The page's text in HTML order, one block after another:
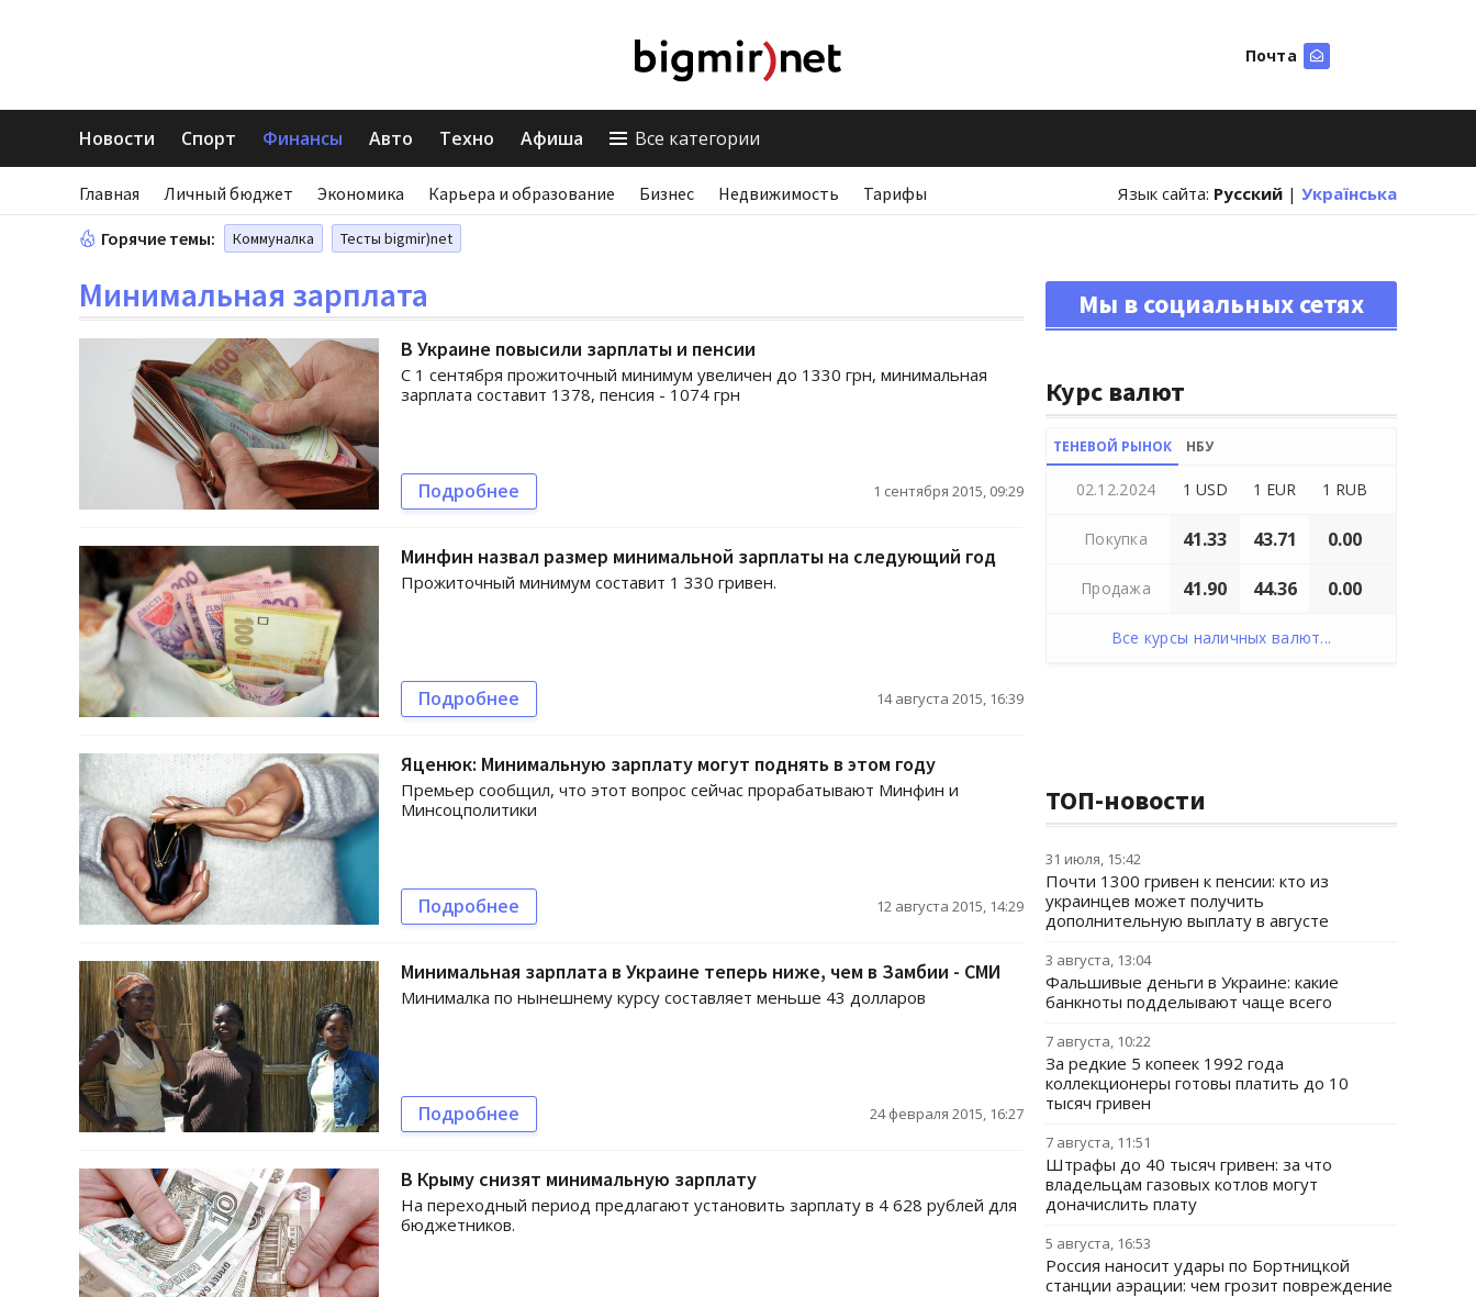
Почта
Новости Спорт Финансы Авто Техно Афиша Все категории
Главная Личный бюджет Экономика Карьера и образование Бизнес Недвижимость Тарифы Язык сайта: Русский | Українська
Горячие темы: Коммуналка Тесты bigmir)net
Минимальная зарплата
В Украине повысили зарплаты и пенсии
С 1 сентября прожиточный минимум увеличен до 1330 грн, минимальная
зарплата составит 1378, пенсия - 1074 грн
Подробнее 1 сентября 2015, 09:29
Минфин назвал размер минимальной зарплаты на следующий год
Прожиточный минимум составит 1 330 гривен.
Подробнее 14 августа 2015, 16:39
Яценюк: Минимальную зарплату могут поднять в этом году
Премьер сообщил, что этот вопрос сейчас прорабатывают Минфин и
Минсоцполитики
Подробнее 12 августа 2015, 14:29
Минимальная зарплата в Украине теперь ниже, чем в Замбии - СМИ
Минималка по нынешнему курсу составляет меньше 43 долларов
Подробнее 24 февраля 2015, 16:27
В Крыму снизят минимальную зарплату
На переходный период предлагают установить зарплату в 4 628 рублей для
бюджетников.
Мы в социальных сетях
Курс валют
ТЕНЕВОЙ РЫНОК НБУ
02.12.2024 1 USD 1 EUR 1 RUB
Покупка 41.33 43.71 0.00
Продажа 41.90 44.36 0.00
Все курсы наличных валют...
ТОП-новости
31 июля, 15:42
Почти 1300 гривен к пенсии: кто из
украинцев может получить
дополнительную выплату в августе
3 августа, 13:04
Фальшивые деньги в Украине: какие
банкноты подделывают чаще всего
7 августа, 10:22
За редкие 5 копеек 1992 года
коллекционеры готовы платить до 10
тысяч гривен
7 августа, 11:51
Штрафы до 40 тысяч гривен: за что
владельцам газовых котлов могут
доначислить плату
5 августа, 16:53
Россия наносит удары по Бортницкой
станции аэрации: чем грозит повреждение